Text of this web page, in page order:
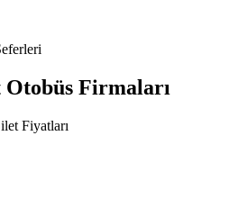
Firmaları
Fiyatları